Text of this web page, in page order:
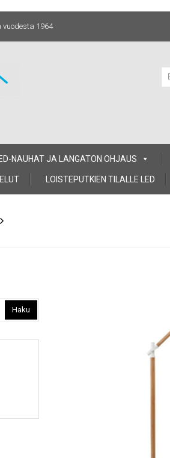
1964
NAUHAT JA LANGATON OHJAUS
LOISTEPUTKIEN TILALLE LED
Haku